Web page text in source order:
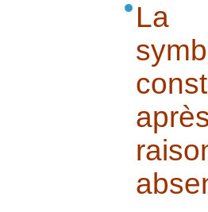
La